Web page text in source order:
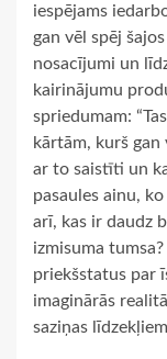
iespējams
gan vēl spēj
nosacījumi un
kairinājumu
spriedumam:
kārtām, kurš gan
ar to saistīti un
pasaules ainu,
arī, kas ir daudz
izmisuma
priekšstatus par
imaginārās
saziņas